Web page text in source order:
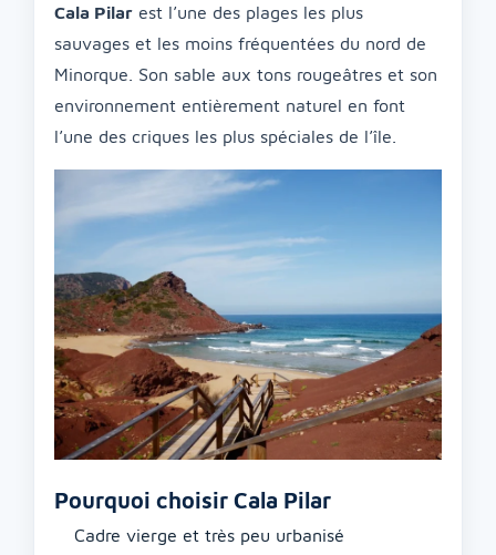
Cala Pilar est l’une des plages les plus
sauvages et les moins fréquentées du nord de
Minorque. Son sable aux tons rougeâtres et son
environnement entièrement naturel en font
l’une des criques les plus spéciales de l’île.
Pourquoi choisir Cala Pilar
Cadre vierge et très peu urbanisé